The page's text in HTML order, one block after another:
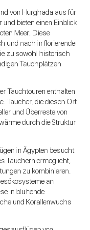
von Hurghada aus für
bieten einen Einblick
Meer. Diese
und nach in florierende
zu sowohl historisch
Tauchplätzen
Tauchtouren enthalten
Taucher, die diesen Ort
und Überreste von
durch die Struktur
in Ägypten besucht
Tauchern ermöglicht,
zu kombinieren.
an
in blühende
und Korallenwuchs